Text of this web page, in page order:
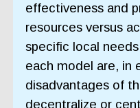
effectiveness and
resources versus
specific local
each model are, in
disadvantages of
decentralize or